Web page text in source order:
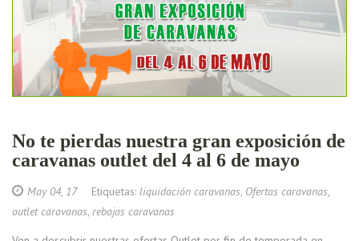
No te pierdas nuestra gran exposición de
caravanas outlet del 4 al 6 de mayo
May 04, 17Etiquetas: liquidación caravanas, Ofertas caravanas,
outlet caravanas, rebajas caravanas